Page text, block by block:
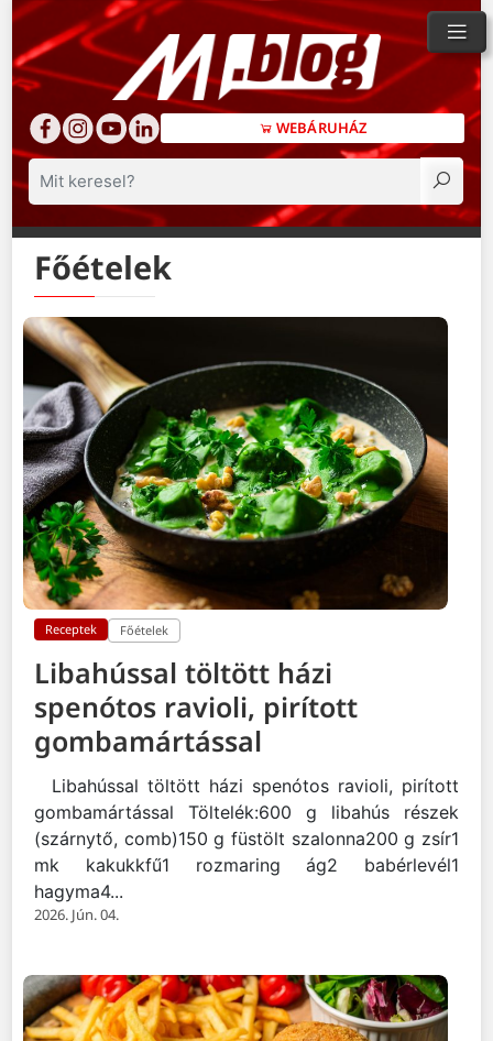
WEBÁRUHÁZ
Keresés
Főételek
Receptek Főételek
Libahússal töltött házi
spenótos ravioli, pirított
gombamártással
Libahússal töltött házi spenótos ravioli, pirított
gombamártással Töltelék:600 g libahús részek
(szárnytő, comb)150 g füstölt szalonna200 g zsír1
mk kakukkfű1 rozmaring ág2 babérlevél1
hagyma4...
2026. Jún. 04.